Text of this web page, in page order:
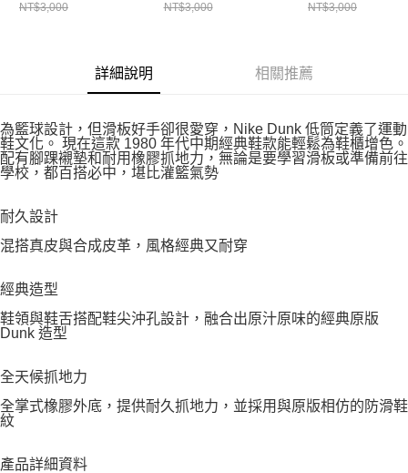
NT$3,000 NT$3,000 NT$3,000
詳細說明 相關推薦
為籃球設計，但滑板好手卻很愛穿，Nike Dunk 低筒定義了運動
鞋文化。 現在這款 1980 年代中期經典鞋款能輕鬆為鞋櫃增色。
配有腳踝襯墊和耐用橡膠抓地力，無論是要學習滑板或準備前往
學校，都百搭必中，堪比灌籃氣勢
耐久設計
混搭真皮與合成皮革，風格經典又耐穿
經典造型
鞋領與鞋舌搭配鞋尖沖孔設計，融合出原汁原味的經典原版
Dunk 造型
全天候抓地力
全掌式橡膠外底，提供耐久抓地力，並採用與原版相仿的防滑鞋
紋
產品詳細資料